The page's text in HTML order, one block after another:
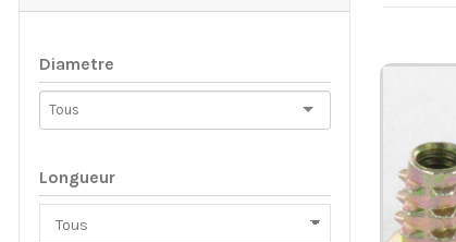
Diametre
Longueur